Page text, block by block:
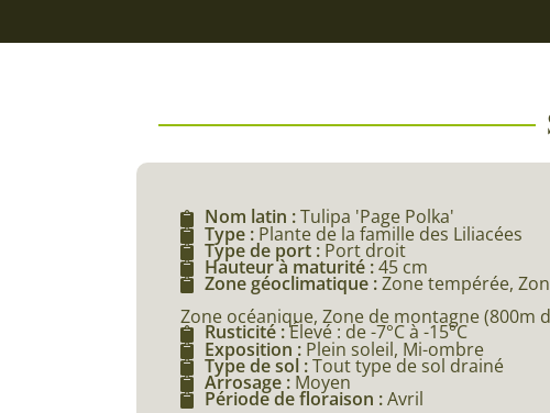
Nom latin :Tulipa 'Page Polka'
Type : Plante de la famille des Liliacées
Type de port : Port droit
Hauteur à maturité :45 cm
Zone géoclimatique :Zone tempérée,
Zone océanique, Zone de montagne (800m
Rusticité :Élevé : de -7°C à -15°C
Exposition : Plein soleil, Mi-ombre
Type de sol :Tout type de sol drainé
Arrosage : Moyen
Période de floraison :Avril